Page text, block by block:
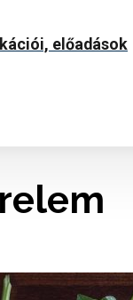
előadások